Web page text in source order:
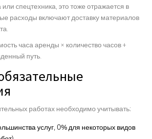
спецтехника, это тоже отражается в
расходы включают доставку материалов
часа аренды × количество часов +
путь.
работах необходимо учитывать:
услуг, 0% для некоторых видов